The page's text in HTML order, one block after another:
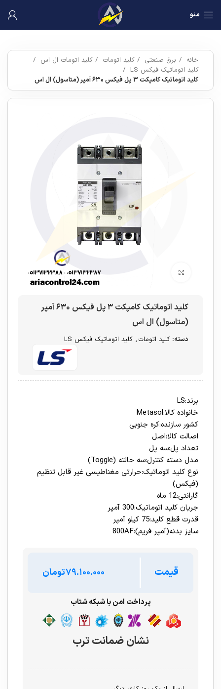
منو
خانه برق صنعتی کلید اتومات
کلید اتومات ال اس
کلید اتوماتیک فیکس LS
کلید اتوماتیک کامپکت ۳ پل فیکس ۶۳۰ آمپر (متاسول) ال اس
کلید اتوماتیک کامپکت ۳ پل فیکس ۶۳۰ آمپر
(متاسول) ال اس
دسته: کلید اتومات , کلید اتوماتیک فیکس LS
برند:LS
خانواده کالا:Metasol
کشور سازنده:کره جنوبی
اصالت کالا:اصل
تعداد پل:سه پل
مدل دسته کنترل:سه حالته (Toggle)
نوع کلید اتوماتیک:حرارتی مغناطیسی غیر قابل تنظیم
(فیکس)
گارانتی:12 ماه
جریان کلید اتوماتیک:300 آمپر
قدرت قطع کلید:75 کیلو آمپر
سایز بدنه(آمپر فریم):800AF
قیمت تومان
پرداخت امن با شبکه شتاب
نشان ضمانت ترب